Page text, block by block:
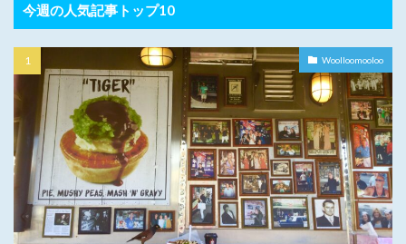
今週の人気記事トップ10
Woolloomooloo